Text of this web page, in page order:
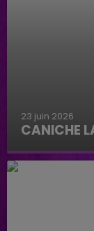
23 juin 2026
CANICHE
Caniche